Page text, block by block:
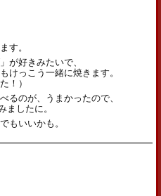
す。
が好きみたいで、
けっこう一緒に焼きます。
！）
るのが、うまかったので、
ましたに。
もいいかも。